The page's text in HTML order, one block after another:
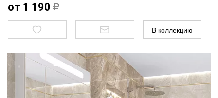
от 1 190
В коллекцию